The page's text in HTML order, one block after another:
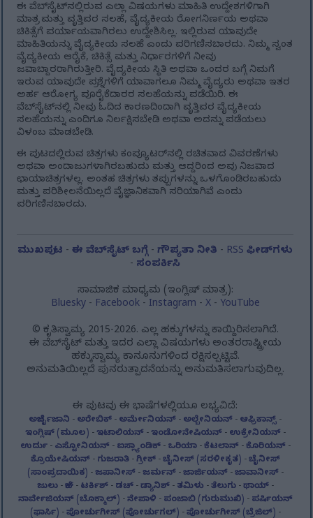
ಈ ವೆಬ್‌ಸೈಟ್‌ನಲ್ಲಿರುವ ಎಲ್ಲಾ ವಿಷಯಗಳು ಮಾಹಿತಿ ಉದ್ದೇಶಗಳಿಗಾಗಿ
ಮಾತ್ರ ಮತ್ತು ವೃತ್ತಿಪರ ಸಲಹೆ, ವೈದ್ಯಕೀಯ ರೋಗನಿರ್ಣಯ ಅಥವಾ
ಚಿಕಿತ್ಸೆಗೆ ಪರ್ಯಾಯವಾಗಿರಲು ಉದ್ದೇಶಿಸಿಲ್ಲ. ಇಲ್ಲಿರುವ ಯಾವುದೇ
ಮಾಹಿತಿಯನ್ನು ವೈದ್ಯಕೀಯ ಸಲಹೆ ಎಂದು ಪರಿಗಣಿಸಬಾರದು. ನಿಮ್ಮ ಸ್ವಂತ
ವೈದ್ಯಕೀಯ ಆರೈಕೆ, ಚಿಕಿತ್ಸೆ ಮತ್ತು ನಿರ್ಧಾರಗಳಿಗೆ ನೀವು
ಜವಾಬ್ದಾರರಾಗಿರುತ್ತೀರಿ. ವೈದ್ಯಕೀಯ ಸ್ಥಿತಿ ಅಥವಾ ಒಂದರ ಬಗ್ಗೆ ನಿಮಗೆ
ಇರುವ ಯಾವುದೇ ಪ್ರಶ್ನೆಗಳಿಗೆ ಯಾವಾಗಲೂ ನಿಮ್ಮ ವೈದ್ಯರು ಅಥವಾ ಇತರ
ಅರ್ಹ ಆರೋಗ್ಯ ಪೂರೈಕೆದಾರರ ಸಲಹೆಯನ್ನು ಪಡೆಯಿರಿ. ಈ
ವೆಬ್‌ಸೈಟ್‌ನಲ್ಲಿ ನೀವು ಓದಿದ ಕಾರಣದಿಂದಾಗಿ ವೃತ್ತಿಪರ ವೈದ್ಯಕೀಯ
ಸಲಹೆಯನ್ನು ಎಂದಿಗೂ ನಿರ್ಲಕ್ಷಿಸಬೇಡಿ ಅಥವಾ ಅದನ್ನು ಪಡೆಯಲು
ವಿಳಂಬ ಮಾಡಬೇಡಿ.
ಈ ಪುಟದಲ್ಲಿರುವ ಚಿತ್ರಗಳು ಕಂಪ್ಯೂಟರ್‌ನಲ್ಲಿ ರಚಿತವಾದ ವಿವರಣೆಗಳು
ಅಥವಾ ಅಂದಾಜುಗಳಾಗಿರಬಹುದು ಮತ್ತು ಆದ್ದರಿಂದ ಅವು ನಿಜವಾದ
ಛಾಯಾಚಿತ್ರಗಳಲ್ಲ. ಅಂತಹ ಚಿತ್ರಗಳು ತಪ್ಪುಗಳನ್ನು ಒಳಗೊಂಡಿರಬಹುದು
ಮತ್ತು ಪರಿಶೀಲನೆಯಿಲ್ಲದೆ ವೈಜ್ಞಾನಿಕವಾಗಿ ಸರಿಯಾಗಿವೆ ಎಂದು
ಪರಿಗಣಿಸಬಾರದು.
ಮುಖಪುಟ -ಈ ವೆಬ್‌ಸೈಟ್ ಬಗ್ಗೆ- ಗೌಪ್ಯತಾ ನೀತಿ - RSS ಫೀಡ್‌ಗಳು
- ಸಂಪರ್ಕಿಸಿ
ಸಾಮಾಜಿಕ ಮಾಧ್ಯಮ (ಇಂಗ್ಲಿಷ್ ಮಾತ್ರ):
Bluesky- Facebook- Instagram - X- YouTube
© ಕೃತಿಸ್ವಾಮ್ಯ 2015-2026. ಎಲ್ಲ ಹಕ್ಕುಗಳನ್ನು ಕಾಯ್ದಿರಿಸಲಾಗಿದೆ.
ಈ ವೆಬ್‌ಸೈಟ್ ಮತ್ತು ಇದರ ಎಲ್ಲಾ ವಿಷಯಗಳು ಅಂತರರಾಷ್ಟ್ರೀಯ
ಹಕ್ಕುಸ್ವಾಮ್ಯ ಕಾನೂನುಗಳಿಂದ ರಕ್ಷಿಸಲ್ಪಟ್ಟಿವೆ.
ಅನುಮತಿಯಿಲ್ಲದೆ ಪುನರುತ್ಪಾದನೆಯನ್ನು ಅನುಮತಿಸಲಾಗುವುದಿಲ್ಲ.
ಈ ಪುಟವು ಈ ಭಾಷೆಗಳಲ್ಲಿಯೂ ಲಭ್ಯವಿದೆ:
ಅಜೆರ್ಬೈಜಾನಿ - ಅರೇಬಿಕ್ - ಅರ್ಮೇನಿಯನ್ - ಅಲ್ಬೇನಿಯನ್ - ಆಫ್ರಿಕಾನ್ಸ್ -
ಇಂಗ್ಲಿಷ್ (ಮೂಲ) -ಇಟಾಲಿಯನ್ -ಇಂಡೋನೇಷಿಯನ್ - ಉಕ್ರೇನಿಯನ್ -
ಉರ್ದು- ಎಸ್ಟೋನಿಯನ್ - ಐಸ್ಲ್ಯಾಂಡಿಕ್- ಒರಿಯಾ-ಕೆಟಲಾನ್ -ಕೊರಿಯನ್ -
ಕ್ರೊಯೇಷಿಯನ್ - ಗುಜರಾತಿ-ಗ್ರೀಕ್-ಚೈನೀಸ್ (ಸರಳೀಕೃತ) -ಚೈನೀಸ್
(ಸಾಂಪ್ರದಾಯಿಕ) - ಜಪಾನೀಸ್ - ಜರ್ಮನ್ -ಜಾರ್ಜಿಯನ್ -ಜಾವಾನೀಸ್ -
ಜುಲು-ಜೆಕ್- ಟರ್ಕಿಶ್- ಡಚ್-ಡ್ಯಾನಿಶ್- ತಮಿಳು -ತೆಲುಗು-ಥಾಯ್-
ನಾರ್ವೇಜಿಯನ್ (ಬೊಕ್ಮಾಲ್) -ನೇಪಾಳಿ - ಪಂಜಾಬಿ (ಗುರುಮುಖಿ) - ಪರ್ಷಿಯನ್
(ಫಾರ್ಸಿ) -ಪೋರ್ಚುಗೀಸ್ (ಪೋರ್ಚುಗಲ್) -ಪೋರ್ಚುಗೀಸ್ (ಬ್ರೆಜಿಲ್) -